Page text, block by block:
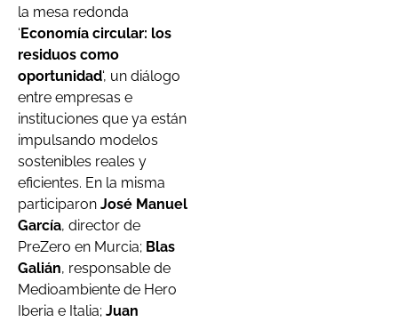
la mesa redonda
‘Economía circular: los
residuos como
oportunidad‘, un diálogo
entre empresas e
instituciones que ya están
impulsando modelos
sostenibles reales y
eficientes. En la misma
participaron José Manuel
García, director de
PreZero en Murcia; Blas
Galián, responsable de
Medioambiente de Hero
Iberia e Italia; Juan